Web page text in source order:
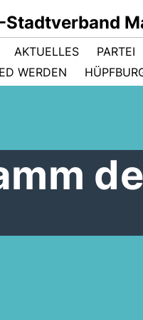
Stadtverband
AKTUELLES PARTEI
WERDEN